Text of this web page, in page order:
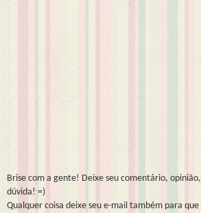
Brise com a gente! Deixe seu comentário, opinião,
dúvida! =)
Qualquer coisa deixe seu e-mail também para que